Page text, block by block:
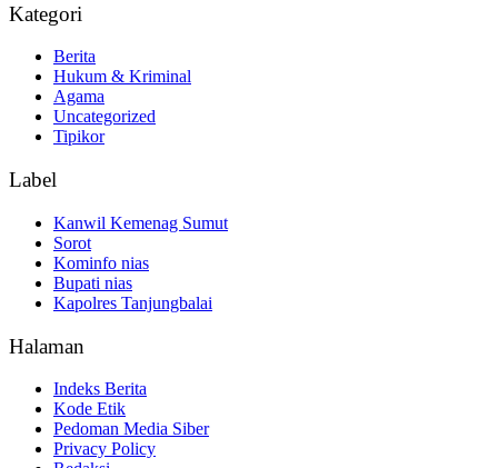
Kategori
Berita
Hukum & Kriminal
Agama
Uncategorized
Tipikor
Label
Kanwil Kemenag Sumut
Sorot
Kominfo nias
Bupati nias
Kapolres Tanjungbalai
Halaman
Indeks Berita
Kode Etik
Pedoman Media Siber
Privacy Policy